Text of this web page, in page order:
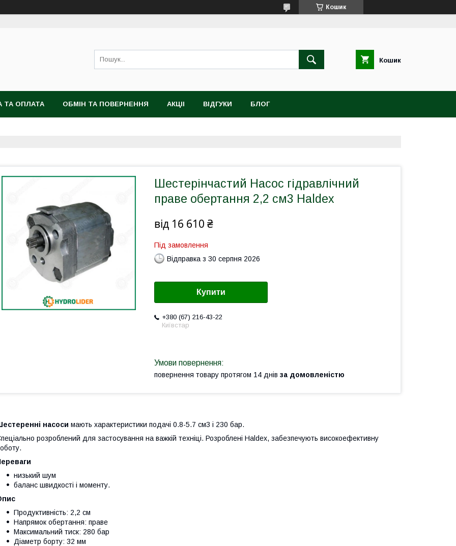
Кошик
Кошик
ТА ОПЛАТА ОБМІН ТА ПОВЕРНЕННЯ АКЦІІ ВІДГУКИ БЛОГ
Шестерінчастий Насос гідравлічний
праве обертання 2,2 см3 Haldex
від 16 610 ₴
Під замовлення
Відправка з 30 серпня 2026
Купити
+380 (67) 216-43-22
Київстар
повернення товару протягом 14 днів за домовленістю
насоси мають характеристики подачі 0.8-5.7 см3 і 230 бар.
розроблений для застосування на важкій техніці. Розроблені Haldex, забезпечують високоефективну
низький шум
баланс швидкості і моменту.
Продуктивність: 2,2 см
Напрямок обертання: праве
Максимальний тиск: 280 бар
Діаметр борту: 32 мм